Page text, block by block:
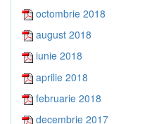
octombrie 2018
august 2018
iunie 2018
aprilie 2018
februarie 2018
decembrie 2017